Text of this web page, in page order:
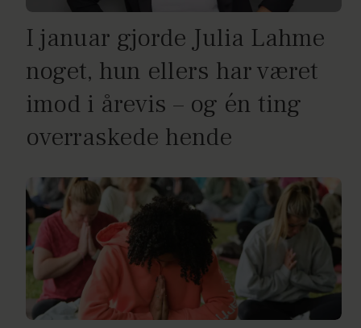
I januar gjorde Julia Lahme
noget, hun ellers har været
imod i årevis – og én ting
overraskede hende